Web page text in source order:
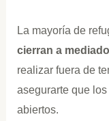
La mayoría de
cierran a
realizar fuera de
asegurarte que
abiertos.